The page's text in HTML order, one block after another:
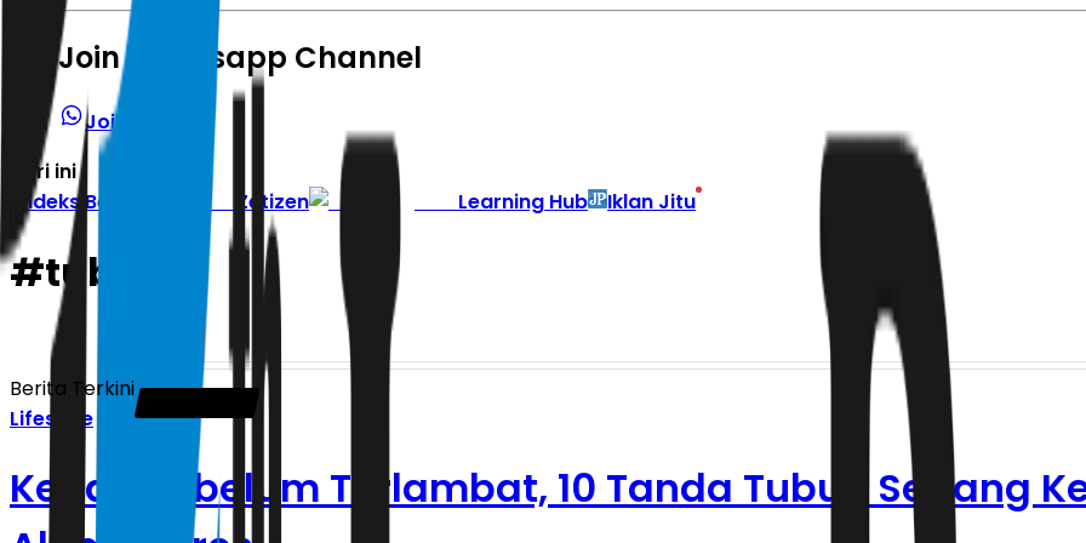
Join Whatsapp Channel
Join Channel
Hari ini
Indeks Berita Zetizen Learning Hub Iklan Jitu
#tubuh
Berita Terkini
Lifestyle
Kenali Sebelum Terlambat, 10 Tanda Tubuh Sedang